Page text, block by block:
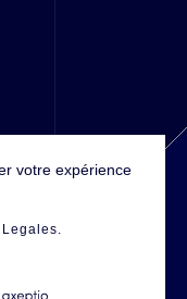
© 2016 Antefixe, Tous droits réservés.
votre expérience
Legales